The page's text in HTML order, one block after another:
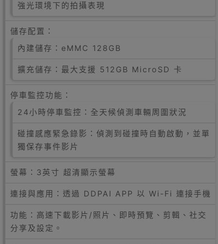
強光環境下的拍攝表現
儲存配置：
內建儲存：eMMC 128GB
擴充儲存：最大支援 512GB MicroSD 卡
停車監控功能：
24小時停車監控：全天候偵測車輛周圍狀況
碰撞感應緊急錄影：偵測到碰撞時自動啟動，並單
獨保存事件影片
螢幕：3英寸 超清顯示螢幕
連接與應用：透過 DDPAI APP 以 Wi-Fi 連接手機
功能：高速下載影片/照片、即時預覽、剪輯、社交
分享及設定。